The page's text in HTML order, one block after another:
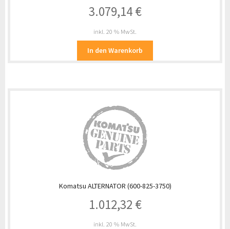
3.079,14€
inkl. 20 % MwSt.
In den Warenkorb
Komatsu ALTERNATOR (600-825-3750)
1.012,32 €
inkl. 20 % MwSt.